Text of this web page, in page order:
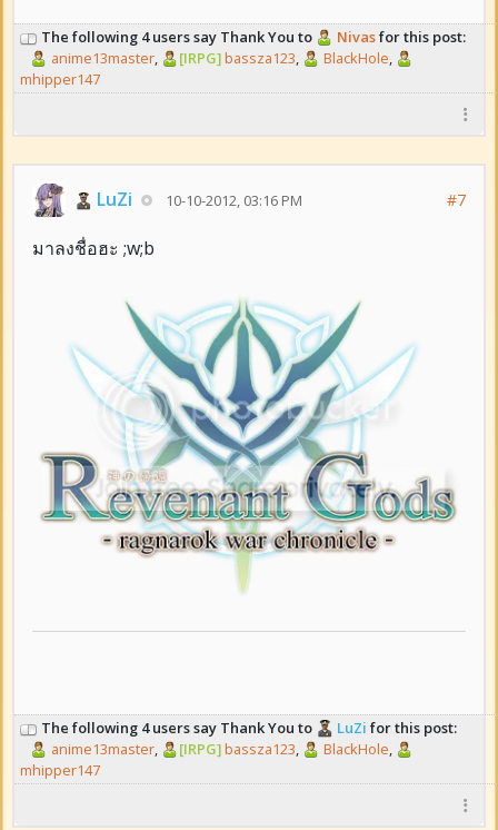
The following 4 users say Thank You to Nivasfor this post:
anime13master, [IRPG]bassza123, BlackHole,
mhipper147
LuZi 10-10-2012, 03:16 PM #7
มาลงชื่อฮะ ;w;b
The following 4 users say Thank You to LuZi for this post:
anime13master, [IRPG]bassza123, BlackHole,
mhipper147